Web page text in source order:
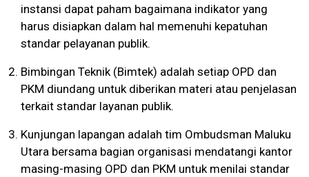
instansi dapat paham bagaimana indikator yang
harus disiapkan dalam hal memenuhi kepatuhan
standar pelayanan publik.
Bimbingan Teknik (Bimtek) adalah setiap OPD dan
PKM diundang untuk diberikan materi atau penjelasan
terkait standar layanan publik.
Kunjungan lapangan adalah tim Ombudsman Maluku
Utara bersama bagian organisasi mendatangi kantor
masing-masing OPD dan PKM untuk menilai standar